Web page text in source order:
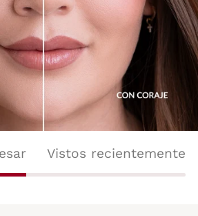
Vistos recientemente